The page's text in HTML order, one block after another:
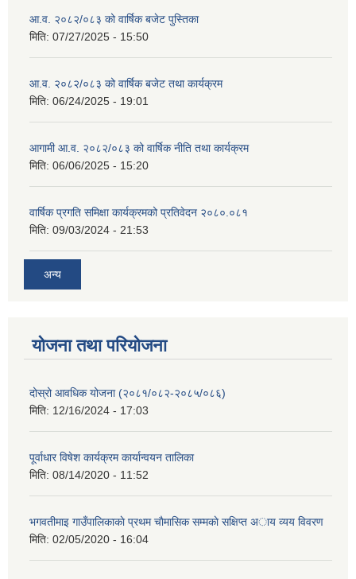
आ.व. २०८२/०८३ को वार्षिक बजेट पुस्तिका
मिति: 07/27/2025 - 15:50
आ.व. २०८२/०८३ को वार्षिक बजेट तथा कार्यक्रम
मिति: 06/24/2025 - 19:01
आगामी आ.व. २०८२/०८३ को वार्षिक नीति तथा कार्यक्रम
मिति: 06/06/2025 - 15:20
वार्षिक प्रगति समिक्षा कार्यक्रमको प्रतिवेदन २०८०.०८१
मिति: 09/03/2024 - 21:53
अन्य
योजना तथा परियोजना
दोस्रो आवधिक योजना (२०८१/०८२-२०८५/०८६)
मिति: 12/16/2024 - 17:03
पूर्वाधार विषेश कार्यक्रम कार्यान्वयन तालिका
मिति: 08/14/2020 - 11:52
भगवतीमाइ गाउँपालिकाकाे प्रथम चाैमासिक सम्मकाे सक्षिप्त अाय व्यय विवरण
मिति: 02/05/2020 - 16:04